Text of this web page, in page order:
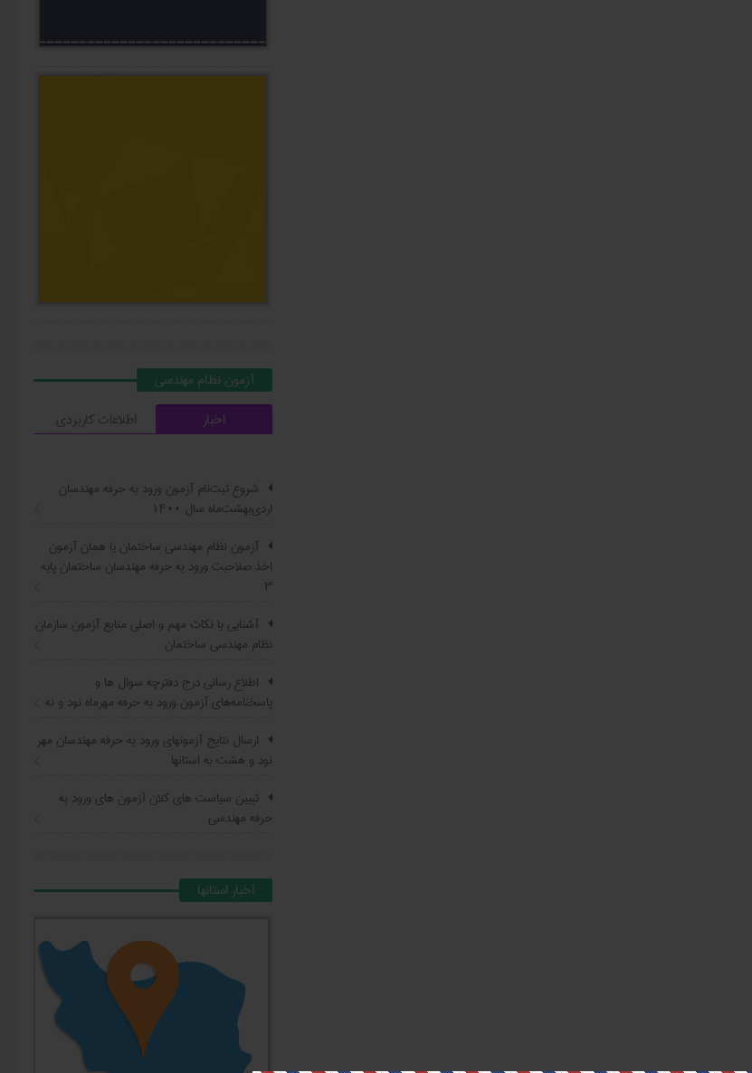
آزمون نظام مهندسي
اخبار
اطلاعات کاربردی
شروع ثبت‌نام آزمون ورود به حرفه مهندسان
اردی‌بهشت‌ماه سال ۱۴۰۰
آزمون نظام مهندسی ساختمان یا همان آزمون
اخذ صلاحیت ورود به حرفه مهندسان ساختمان پایه
۳
آشنایی با نکات مهم و اصلی منابع آزمون سازمان
نظام مهندسی ساختمان
اطلاع ‏رسانی درج دفترچه سوال ‌ها و
پاسخنامه‌های آزمون ورود به حرفه مهرماه نود و نه
ارسال نتایج آزمونهای ورود به حرفه مهندسان مهر
نود و هشت به استانها
تبیین سیاست ‌های کلان آزمون های ورود به
حرفه مهندسی
اخبار استانها